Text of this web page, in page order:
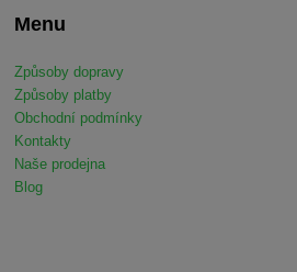
Menu
Způsoby dopravy
Způsoby platby
Obchodní podmínky
Kontakty
Naše prodejna
Blog